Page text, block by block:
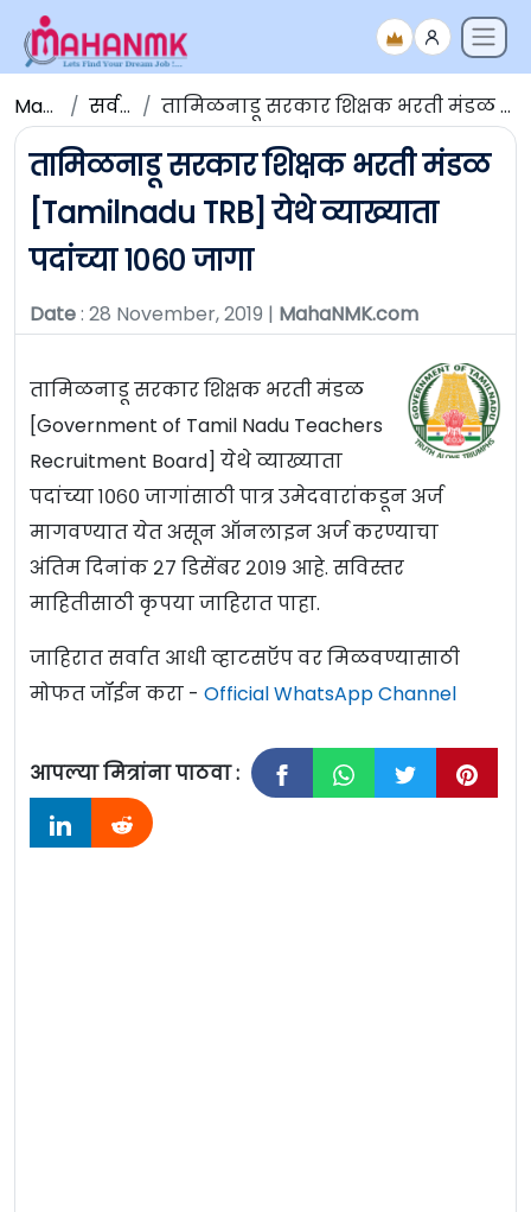
Maha NMK सर्व जाहिराती तामिळनाडू सरकार शिक्षक भरती मंडळ [Tamilnadu TRB] येथे व्याख्याता पदांच्या १०६० जागा
तामिळनाडू सरकार शिक्षक भरती मंडळ
[Tamilnadu TRB] येथे व्याख्याता
पदांच्या १०६० जागा
Date: 28 November, 2019 | MahaNMK.com
तामिळनाडू सरकार शिक्षक भरती मंडळ
[Government of Tamil Nadu Teachers
Recruitment Board] येथे व्याख्याता
पदांच्या १०६० जागांसाठी पात्र उमेदवारांकडून अर्ज
मागवण्यात येत असून ऑनलाइन अर्ज करण्याचा
अंतिम दिनांक २७ डिसेंबर २०१९ आहे. सविस्तर
माहितीसाठी कृपया जाहिरात पाहा.
जाहिरात सर्वात आधी व्हाटसऍप वर मिळवण्यासाठी
मोफत जॉईन करा - Official WhatsApp Channel
आपल्या मित्रांना पाठवा :